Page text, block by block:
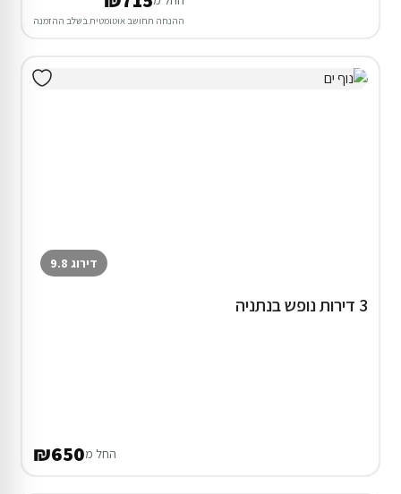
ההנחה תחושב אוטומטית בשלב ההזמנה
דירוג 9.8
3 דירות נופש בנתניה
החל מ₪650